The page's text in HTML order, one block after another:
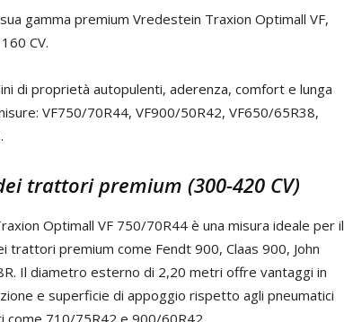
gamma premium Vredestein Traxion Optimall VF,
CV.
di proprietà autopulenti, aderenza, comfort e lunga
VF750/70R44, VF900/50R42, VF650/65R38,
trattori premium (300-420 CV)
Optimall VF 750/70R44 è una misura ideale per il
trattori premium come Fendt 900, Claas 900, John
Il diametro esterno di 2,20 metri offre vantaggi in
e superficie di appoggio rispetto agli pneumatici
come 710/75R42 e 900/60R42.